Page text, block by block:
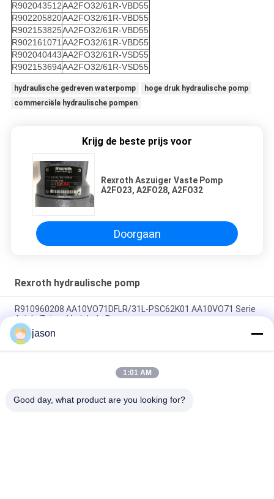
R902043512AA2FO32/61R-VBD55
R902205820AA2FO32/61R-VBD55
R902153825AA2FO32/61R-VBD55
R902161071AA2FO32/61R-VBD55
R902040443AA2FO32/61R-VSD55
R902153694AA2FO32/61R-VSD55
hydraulische gedreven waterpomp
hoge druk hydraulische pomp
commerciële hydraulische pompen
Krijg de beste prijs voor
Rexroth Aszuiger Vaste Pomp
A2FO23, A2FO28, A2FO32
Doorgaan
Rexroth hydraulische pomp
R910960208 AA10VO71DFLR/31L-PSC62K01 AA10VO71 Serie
Axiale Zuiger Variabele Pomp
R910945652 AA10VO71DRG/31L-PSC62N00 AA10VO71 Serie
Axiale Zuiger Variabele Pomp
R902447189 AA10VO71DR/31L-PSC12N00 AA10VO71-serie
jason
1:01 AM
Good day, what product are you looking for?